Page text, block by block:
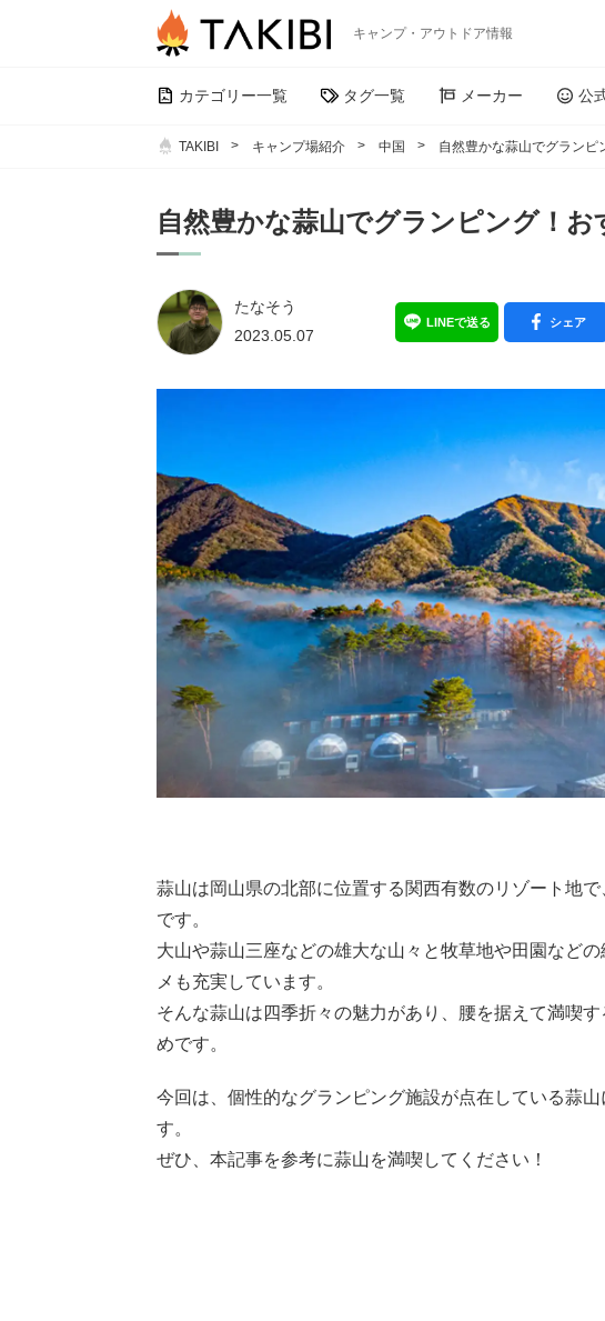
キャンプ・アウトドア情報
カテゴリー一覧 タグ一覧 メーカー 公
TAKIBI キャンプ場紹介 中国 自然豊かな蒜山でグランピ
自然豊かな蒜山でグランピング！お
たなそう
2023.05.07
LINEで送る シェア
蒜山は岡山県の北部に位置する関西有数のリゾート地
です。
大山や蒜山三座などの雄大な山々と牧草地や田園など
メも充実しています。
そんな蒜山は四季折々の魅力があり、腰を据えて満喫
めです。
今回は、個性的なグランピング施設が点在している蒜
す。
ぜひ、本記事を参考に蒜山を満喫してください！